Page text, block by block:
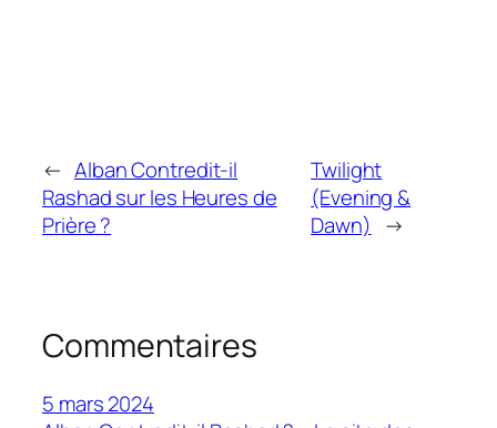
← Alban Contredit-il
Rashad sur les Heures de
Prière ?
Twilight
(Evening &
Dawn) →
Commentaires
5 mars 2024